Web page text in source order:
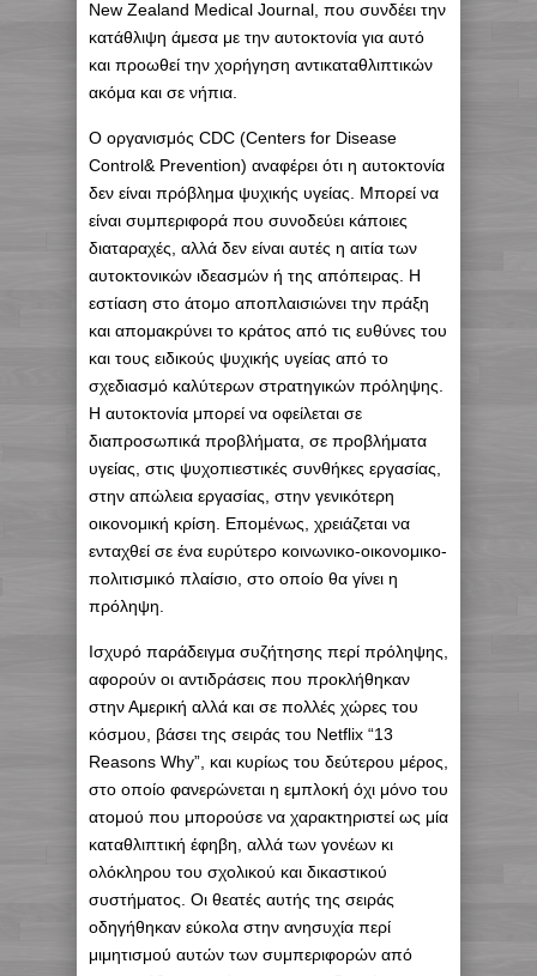
New Zealand Medical Journal, που συνδέει την
κατάθλιψη άμεσα με την αυτοκτονία για αυτό
και προωθεί την χορήγηση αντικαταθλιπτικών
ακόμα και σε νήπια.
Ο οργανισμός CDC (Centers for Disease
Control& Prevention) αναφέρει ότι η αυτοκτονία
δεν είναι πρόβλημα ψυχικής υγείας. Μπορεί να
είναι συμπεριφορά που συνοδεύει κάποιες
διαταραχές, αλλά δεν είναι αυτές η αιτία των
αυτοκτονικών ιδεασμών ή της απόπειρας. Η
εστίαση στο άτομο αποπλαισιώνει την πράξη
και απομακρύνει το κράτος από τις ευθύνες του
και τους ειδικούς ψυχικής υγείας από το
σχεδιασμό καλύτερων στρατηγικών πρόληψης.
Η αυτοκτονία μπορεί να οφείλεται σε
διαπροσωπικά προβλήματα, σε προβλήματα
υγείας, στις ψυχοπιεστικές συνθήκες εργασίας,
στην απώλεια εργασίας, στην γενικότερη
οικονομική κρίση. Επομένως, χρειάζεται να
ενταχθεί σε ένα ευρύτερο κοινωνικο-οικονομικο-
πολιτισμικό πλαίσιο, στο οποίο θα γίνει η
πρόληψη.
Ισχυρό παράδειγμα συζήτησης περί πρόληψης,
αφορούν οι αντιδράσεις που προκλήθηκαν
στην Αμερική αλλά και σε πολλές χώρες του
κόσμου, βάσει της σειράς του Netflix “13
Reasons Why”, και κυρίως του δεύτερου μέρος,
στο οποίο φανερώνεται η εμπλοκή όχι μόνο του
ατομού που μπορούσε να χαρακτηριστεί ως μία
καταθλιπτική έφηβη, αλλά των γονέων κι
ολόκληρου του σχολικού και δικαστικού
συστήματος. Οι θεατές αυτής της σειράς
οδηγήθηκαν εύκολα στην ανησυχία περί
μιμητισμού αυτών των συμπεριφορών από